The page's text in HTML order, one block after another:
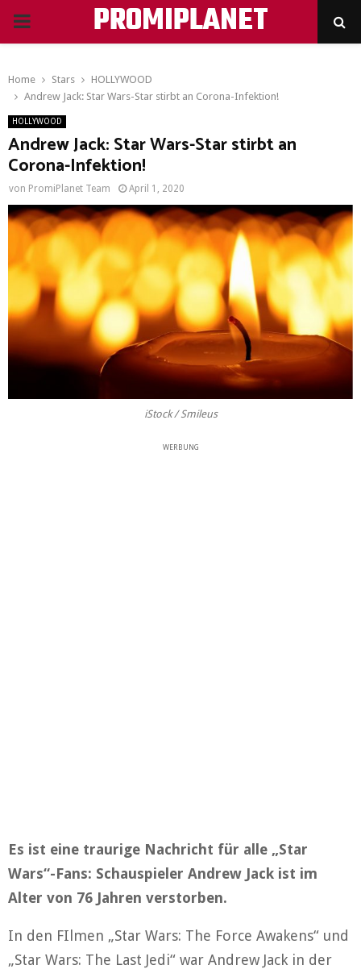
PRIMARY
PROMIPLANET
Home Stars
HOLLYWOOD
Andrew Jack: Star Wars-Star stirbt an Corona-Infektion!
HOLLYWOOD
Andrew Jack: Star Wars-Star stirbt an
Corona-Infektion!
von PromiPlanet Team April 1, 2020
iStock / Smileus
WERBUNG
Es ist eine traurige Nachricht für alle „Star
Wars“-Fans: Schauspieler Andrew Jack ist im
Alter von 76 Jahren verstorben.
In den FIlmen „Star Wars: The Force Awakens“ und
„Star Wars: The Last Jedi“ war Andrew Jack in der